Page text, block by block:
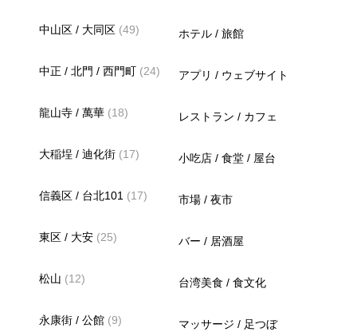
中山区 / 大同区 (49)
中正 / 北門 / 西門町 (24)
龍山寺 / 萬華 (18)
大稲埕 / 迪化街 (17)
信義区 / 台北101 (17)
東区 / 大安 (25)
松山 (12)
永康街 / 公館 (9)
ホテル / 旅館
アプリ / ウェブサイト
レストラン / カフェ
小吃店 / 食堂 / 屋台
市場 / 夜市
バー / 居酒屋
台湾美食 / 食文化
マッサージ / 足つぼ